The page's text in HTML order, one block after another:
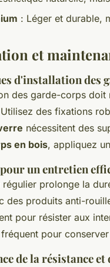
: Léger et durable,
et
d'installation des
des garde-corps doit
des fixations
nécessitent des
en bois, appliquez
un entretien
régulier prolonge la
des produits anti-
pour résister aux
pour
de la résistance